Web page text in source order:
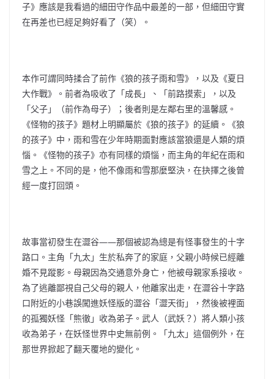
子》應該是我看過的細田守作品中最差的一部，但細田守實
在再差也已經足夠好看了（笑）。
本作可謂同時揉合了前作《狼的孩子雨和雪》，以及《夏日
大作戰》。前者為吸收了「成長」、「前路摸索」，以及
「父子」（前作為母子）；後者則是左鄰右里的溫馨感。
《怪物的孩子》題材上明顯屬於《狼的孩子》的延續。《狼
的孩子》中，雨和雪在少年時期面對應該當狼還是人類的煩
惱。《怪物的孩子》亦有同樣的煩惱，而主角的年紀在雨和
雪之上。不同的是，他不像雨和雪那麼堅決，在抉擇之後曾
經一度打回頭。
故事當初發生在澀谷——那個被認為總是有怪事發生的十字
路口。主角「九太」生於私奔了的家庭，父親小時候已經離
婚不見蹤影。母親因為交通意外身亡，他被母親家系接收。
為了逃離鄙視自己父母的親人，他離家出走，在澀谷十字路
口附近的小巷誤闖進妖怪版的澀谷「澀天街」，然後被裡面
的孤獨妖怪「熊徹」收為弟子。武人（武妖？）將人類小孩
收為弟子，在妖怪世界中史無前例。「九太」這個例外，在
那世界掀起了翻天覆地的變化。